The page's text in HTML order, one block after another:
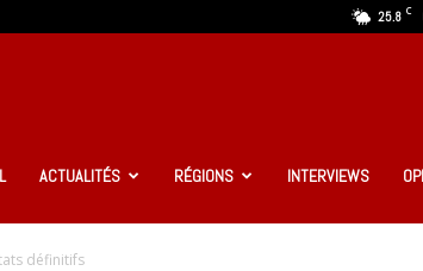
25.8 C
ACTUALITÉS RÉGIONS INTERVIEWS
définitifs